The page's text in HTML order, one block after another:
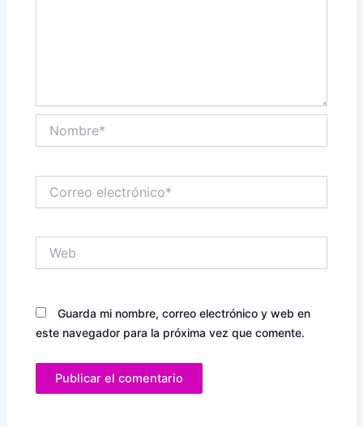
electrónico*
Guarda mi nombre, correo electrónico y web en
este navegador para la próxima vez que comente.